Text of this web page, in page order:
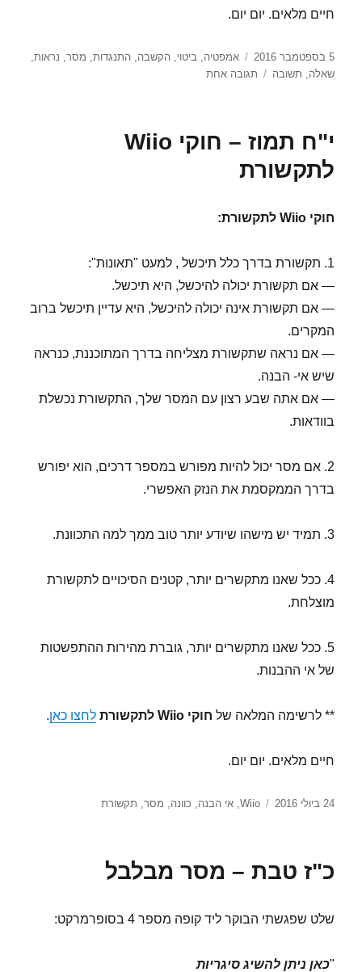
חיים מלאים. יום יום.
פורסם
בתאריך
5 בספטמבר 2016 תגיות
אמפטיה,ביטוי,הקשבה,התנגדות, מסר, נראות,
שאלה, תשובה תגובה אחתעל
שאלה
י"ח תמוז – חוקי Wiio
לתקשורת
חוקי Wiio לתקשורת:
1. תקשורת בדרך כלל תיכשל , למעט "תאונות":
— אם תקשורת יכולה להיכשל, היא תיכשל.
— אם תקשורת אינה יכולה להיכשל, היא עדיין תיכשל ברוב
המקרים.
— אם נראה שתקשורת מצליחה בדרך המתוכננת, כנראה
שיש אי- הבנה.
— אם אתה שבע רצון עם המסר שלך, התקשורת נכשלת
בוודאות.
2. אם מסר יכול להיות מפורש במספר דרכים, הוא יפורש
בדרך הממקסמת את הנזק האפשרי.
3. תמיד יש מישהו שיודע יותר טוב ממך למה התכוונת.
4. ככל שאנו מתקשרים יותר, קטנים הסיכויים לתקשורת
מוצלחת.
5. ככל שאנו מתקשרים יותר, גוברת מהירות ההתפשטות
של אי ההבנות.
** לרשימה המלאה של חוקי Wiio לתקשורת לחצו כאן.
חיים מלאים. יום יום.
פורסם
24 ביולי 2016 תגיות
Wiio
,אי הבנה, כוונה, מסר, תקשורת
כ"ז טבת – מסר מבלבל
שלט שפגשתי הבוקר ליד קופה מספר 4 בסופרמרקט:
"כאן ניתן להשיג סיגריות